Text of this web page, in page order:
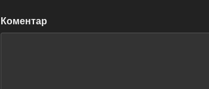
Коментар